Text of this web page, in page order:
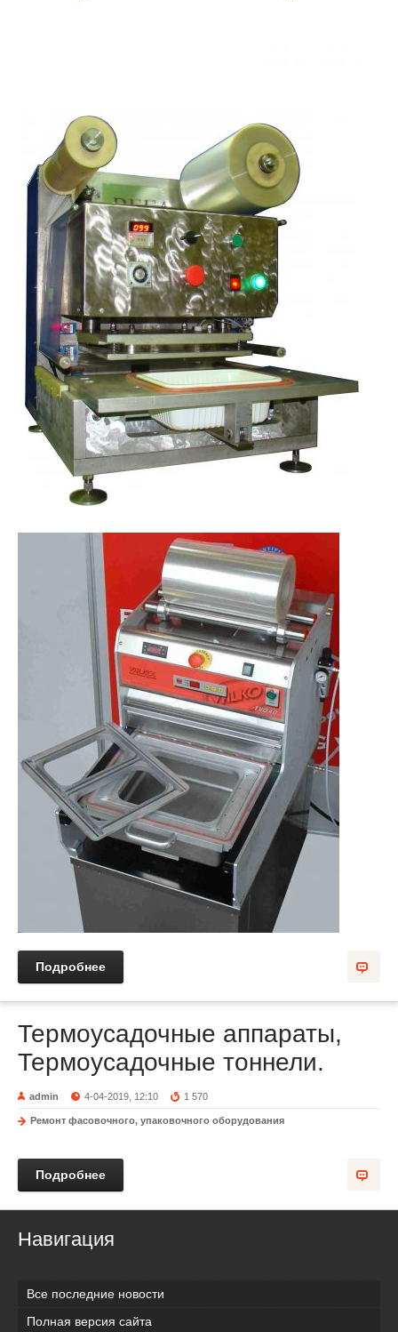
Подробнее
Термоусадочные аппараты,
Термоусадочные тоннели.
admin 4-04-2019, 12:10 1 570
Ремонт фасовочного, упаковочного оборудования
Подробнее
Навигация
Все последние новости
Полная версия сайта